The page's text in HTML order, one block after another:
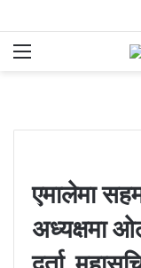
एमालेमा
अध्यक्षमा